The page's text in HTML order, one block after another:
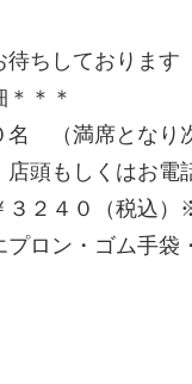
待ちしております
＊＊＊
名 （満席となり
店頭もしくはお電
３２４０（税込
プロン・ゴム手袋